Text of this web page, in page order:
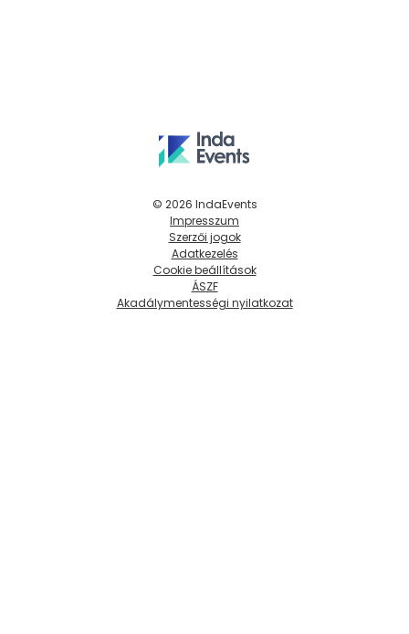
© 2026 IndaEvents
Impresszum
Szerzői jogok
Adatkezelés
Cookie beállítások
ÁSZF
Akadálymentességi nyilatkozat